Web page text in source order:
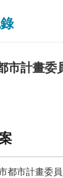
市計畫委
都市計畫委